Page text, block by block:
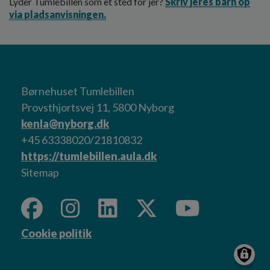
via pladsanvisningen.
Børnehuset Tumlebillen
Provsthjortsvej 11, 5800 Nyborg
kenla@nyborg.dk
+45 63338020/21810832
https://tumlebillen.aula.dk
Sitemap
Cookie politik